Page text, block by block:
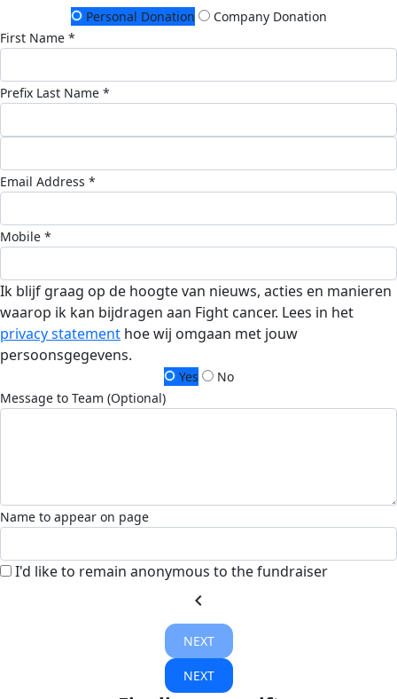
Personal Donation
Company Donation
First Name *
Prefix Last Name *
Email Address *
Mobile *
Ik blijf graag op de hoogte van nieuws, acties en manieren
waarop ik kan bijdragen aan Fight cancer. Lees in het
privacy statement hoe wij omgaan met jouw
persoonsgegevens.
Yes
No
Message to Team (Optional)
Name to appear on page
I'd like to remain anonymous to the fundraiser
chevron_left
NEXT
NEXT